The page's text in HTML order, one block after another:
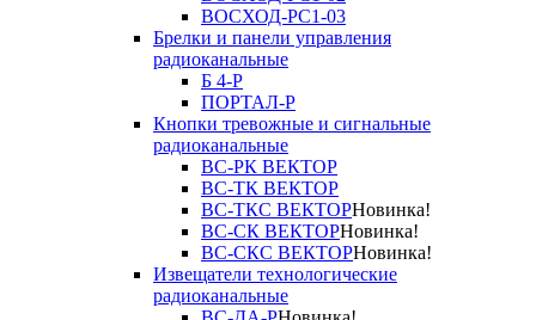
ВОСХОД-РС1-03
Брелки и панели управления
радиоканальные
Б 4-Р
ПОРТАЛ-Р
Кнопки тревожные и сигнальные
радиоканальные
ВС-РК ВЕКТОР
ВС-ТК ВЕКТОР
ВС-ТКС ВЕКТОРНовинка!
ВС-СК ВЕКТОРНовинка!
ВС-СКС ВЕКТОРНовинка!
Извещатели технологические
радиоканальные